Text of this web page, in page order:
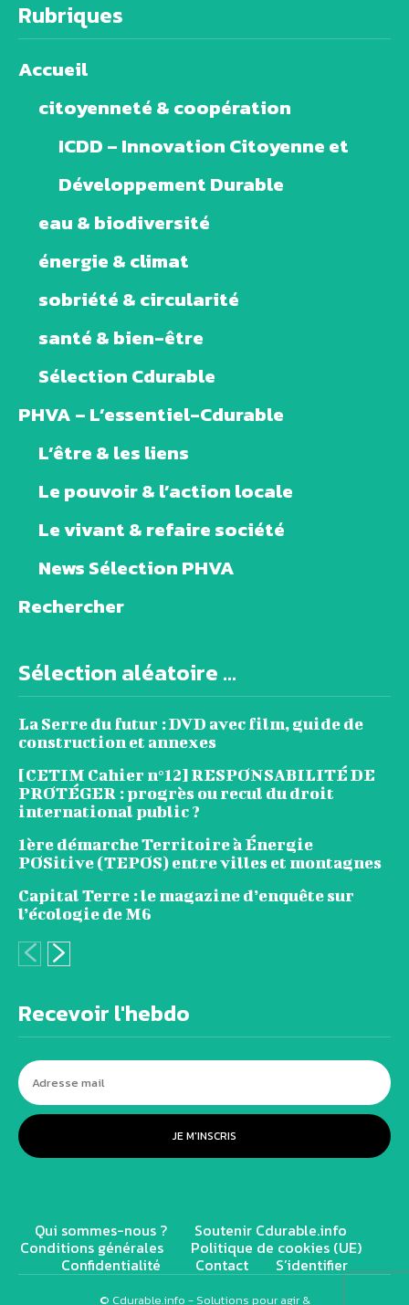
Rubriques
Accueil
citoyenneté & coopération
ICDD – Innovation Citoyenne et
Développement Durable
eau & biodiversité
énergie & climat
sobriété & circularité
santé & bien-être
Sélection Cdurable
PHVA – L’essentiel-Cdurable
L’être & les liens
Le pouvoir & l’action locale
Le vivant & refaire société
News Sélection PHVA
Rechercher
Sélection aléatoire ...
La Serre du futur : DVD avec film, guide de
construction et annexes
[CETIM Cahier n°12] RESPONSABILITÉ DE
PROTÉGER : progrès ou recul du droit
international public ?
1ère démarche Territoire à Énergie
POSitive (TEPOS) entre villes et montagnes
Capital Terre : le magazine d’enquête sur
l’écologie de M6
Recevoir l'hebdo
JE M'INSCRIS
Qui sommes-nous ? Soutenir Cdurable.info
Conditions générales Politique de cookies (UE)
Confidentialité Contact S’identifier
© Cdurable.info - Solutions pour agir &